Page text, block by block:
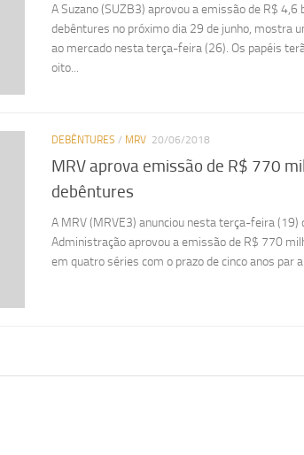
A Suzano (SUZB3) aprovou a emissão de R$ 4,6
debêntures no próximo dia 29 de junho, mostra
ao mercado nesta terça-feira (26). Os papéis
oito...
DEBÊNTURES / MRV 20/06/2018
MRV aprova emissão de R$ 770
debêntures
A MRV (MRVE3) anunciou nesta terça-feira (19)
Administração aprovou a emissão de R$ 770
em quatro séries com o prazo de cinco anos par